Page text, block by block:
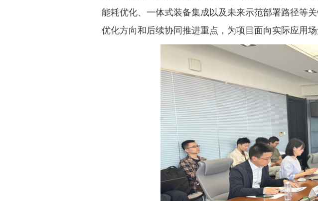
能耗优化、一体式装备集成以及未来示范部署路径等
优化方向和后续协同推进重点，为项目面向实际应用